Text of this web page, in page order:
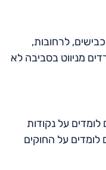
לרחובות,
מניווט בסביבה לא
על נקודות
על החוקים